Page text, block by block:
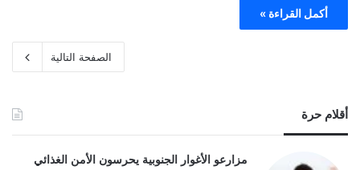
أكمل القراءة »
الصفحة التالية
أقلام حرة
مزارعو الأغوار الجنوبية يحرسون الأمن الغذائي